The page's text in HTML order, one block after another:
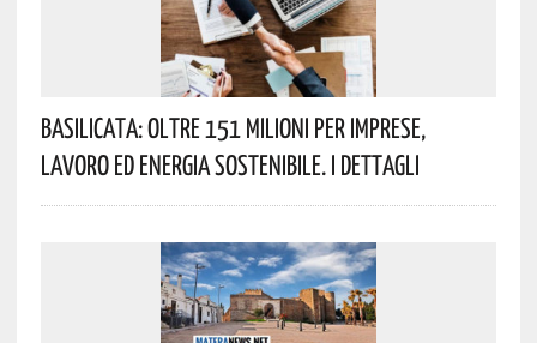
Basilicata: Oltre 151 Milioni Per Imprese,
Lavoro Ed Energia Sostenibile. I Dettagli